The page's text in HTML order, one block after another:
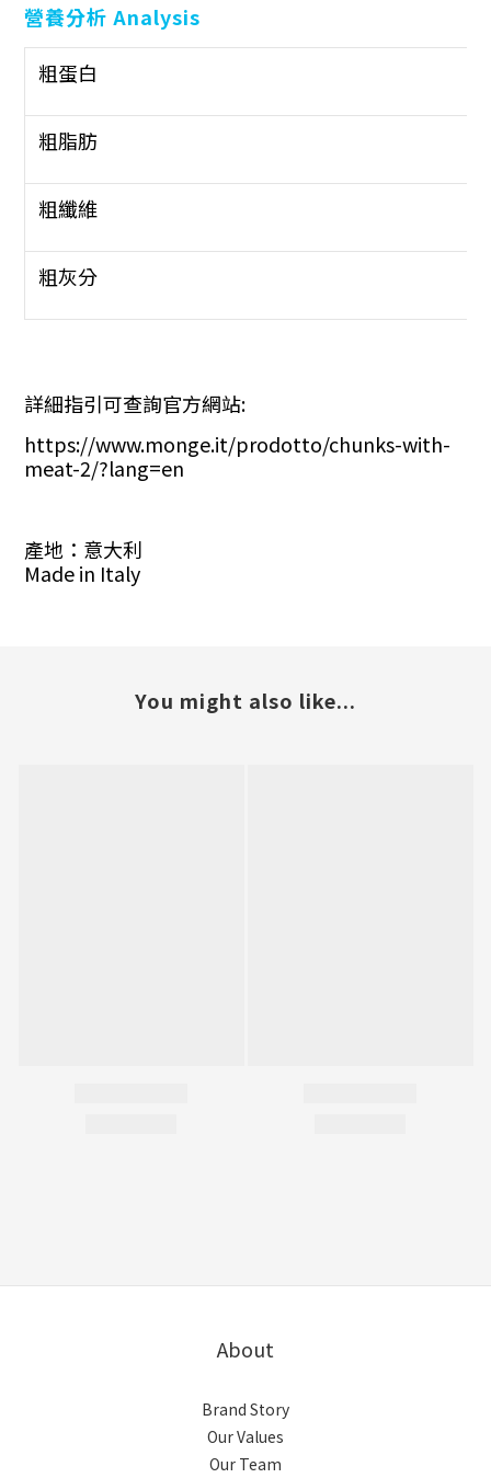
營養分析 Analysis
粗蛋白
粗脂肪
粗纖維
粗灰分
詳細指引可查詢官方網站:
https://www.monge.it/prodotto/chunks-with-
meat-2/?lang=en
產地：意大利
Made in Italy
You might also like...
About
Brand Story
Our Values
Our Team